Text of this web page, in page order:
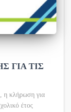
ΓΙΑ ΤΙΣ
η κλήρωση για
έτος